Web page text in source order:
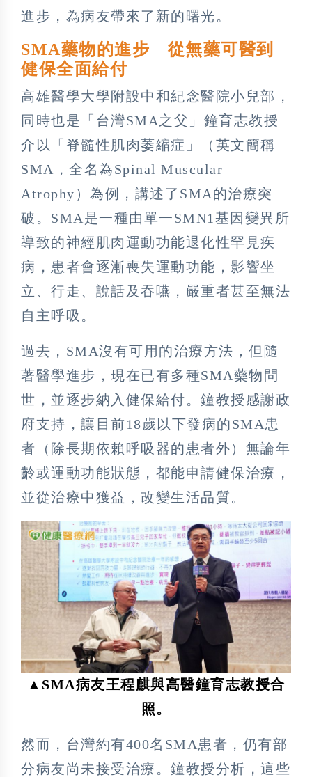
進步，為病友帶來了新的曙光。
SMA藥物的進步 從無藥可醫到
健保全面給付
高雄醫學大學附設中和紀念醫院小兒部，
同時也是「台灣SMA之父」鐘育志教授
介以「脊髓性肌肉萎縮症」（英文簡稱
SMA，全名為Spinal Muscular
Atrophy）為例，講述了SMA的治療突
破。SMA是一種由單一SMN1基因變異所
導致的神經肌肉運動功能退化性罕見疾
病，患者會逐漸喪失運動功能，影響坐
立、行走、說話及吞嚥，嚴重者甚至無法
自主呼吸。
過去，SMA沒有可用的治療方法，但隨
著醫學進步，現在已有多種SMA藥物問
世，並逐步納入健保給付。鐘教授感謝政
府支持，讓目前18歲以下發病的SMA患
者（除長期依賴呼吸器的患者外）無論年
齡或運動功能狀態，都能申請健保治療，
並從治療中獲益，改變生活品質。
▲SMA病友王程麒與高醫鐘育志教授合
照。
然而，台灣約有400名SMA患者，仍有部
分病友尚未接受治療。鐘教授分析，這些